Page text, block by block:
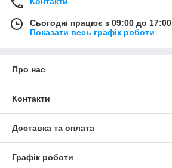
Сьогодні працює з 09:00 до 17:00
Показати весь графік роботи
Про нас
Контакти
Доставка та оплата
Графік роботи